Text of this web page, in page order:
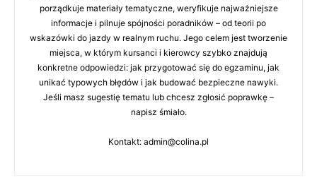
porządkuje materiały tematyczne, weryfikuje najważniejsze
informacje i pilnuje spójności poradników – od teorii po
wskazówki do jazdy w realnym ruchu. Jego celem jest tworzenie
miejsca, w którym kursanci i kierowcy szybko znajdują
konkretne odpowiedzi: jak przygotować się do egzaminu, jak
unikać typowych błędów i jak budować bezpieczne nawyki.
Jeśli masz sugestię tematu lub chcesz zgłosić poprawkę –
napisz śmiało.
Kontakt: admin@colina.pl